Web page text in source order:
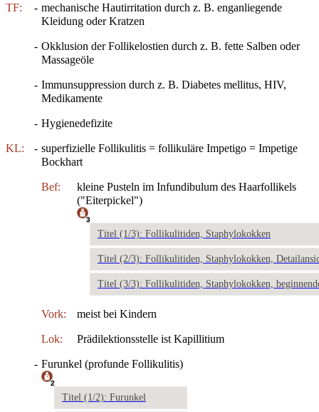
TF: - mechanische Hautirritation durch z. B. enganliegende
Kleidung oder Kratzen
- Okklusion der Follikelostien durch z. B. fette Salben oder
Massageöle
- Immunsuppression durch z. B. Diabetes mellitus, HIV,
Medikamente
- Hygienedefizite
KL: - superfizielle Follikulitis = follikuläre Impetigo = Impetige
Bockhart
Bef:
kleine Pusteln im Infundibulum des Haarfollikels
("Eiterpickel")
3
Titel (1/3): Follikulitiden, Staphylokokken
Titel (2/3): Follikulitiden, Staphylokokken,
Titel (3/3): Follikulitiden, Staphylokokken,
Vork: meist bei Kindern
Lok: Prädilektionsstelle ist Kapillitium
- Furunkel (profunde Follikulitis)
2
Titel (1/2): Furunkel